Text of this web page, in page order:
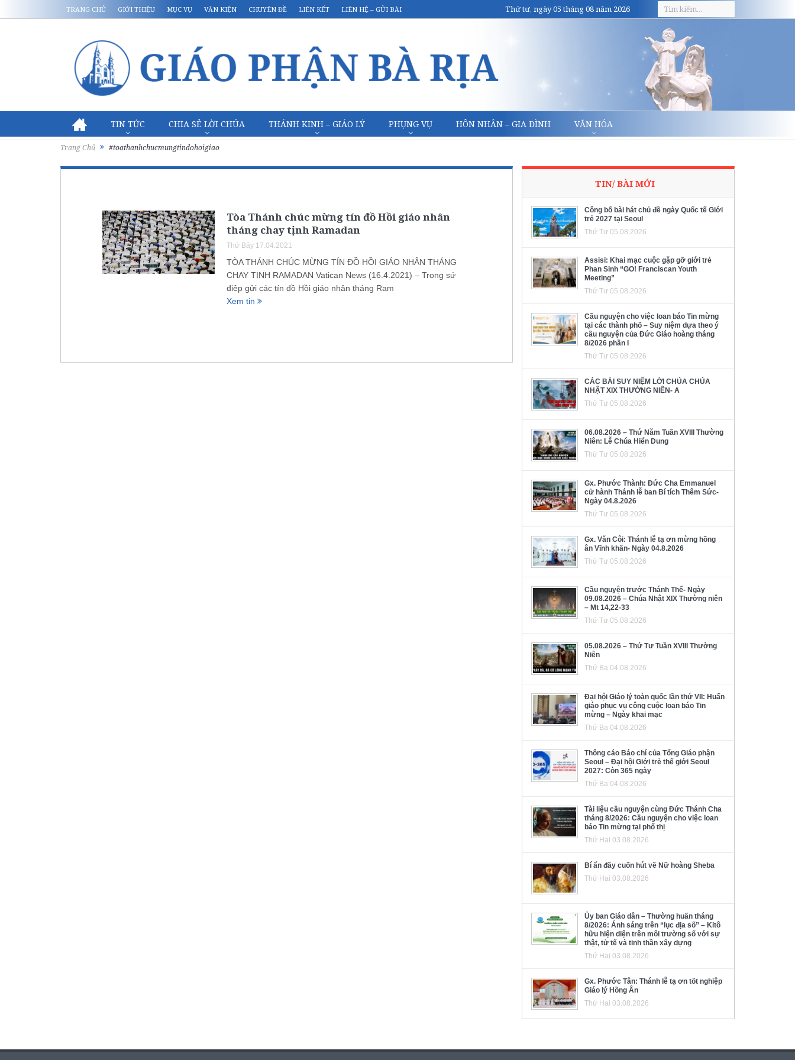
TRANG CHỦ GIỚI THIỆU MỤC VỤ VĂN KIỆN CHUYÊN ĐỀ LIÊN KẾT LIÊN HỆ – GỬI BÀI Thứ tư, ngày 05 tháng 08 năm 2026
TIN TỨC CHIA SẺ LỜI CHÚA THÁNH KINH – GIÁO LÝ PHỤNG VỤ HÔN NHÂN – GIA ĐÌNH VĂN HÓA
Trang Chủ #toathanhchucmungtindohoigiao
Tòa Thánh chúc mừng tín đồ Hồi giáo nhân
tháng chay tịnh Ramadan
Thứ Bảy 17.04.2021
TÒA THÁNH CHÚC MỪNG TÍN ĐỒ HỒI GIÁO NHÂN THÁNG
CHAY TỊNH RAMADAN Vatican News (16.4.2021) – Trong sứ
điệp gửi các tín đồ Hồi giáo nhân tháng Ram
Xem tin
TIN/ BÀI MỚI
Công bố bài hát chủ đề ngày Quốc tế Giới
trẻ 2027 tại Seoul
Thứ Tư 05.08.2026
Assisi: Khai mạc cuộc gặp gỡ giới trẻ
Phan Sinh “GO! Franciscan Youth
Meeting”
Thứ Tư 05.08.2026
Cầu nguyện cho việc loan báo Tin mừng
tại các thành phố – Suy niệm dựa theo ý
cầu nguyện của Đức Giáo hoàng tháng
8/2026 phần I
Thứ Tư 05.08.2026
CÁC BÀI SUY NIỆM LỜI CHÚA CHÚA
NHẬT XIX THƯỜNG NIÊN- A
Thứ Tư 05.08.2026
06.08.2026 – Thứ Năm Tuần XVIII Thường
Niên: Lễ Chúa Hiển Dung
Thứ Tư 05.08.2026
Gx. Phước Thành: Đức Cha Emmanuel
cử hành Thánh lễ ban Bí tích Thêm Sức-
Ngày 04.8.2026
Thứ Tư 05.08.2026
Gx. Văn Côi: Thánh lễ tạ ơn mừng hồng
ân Vĩnh khấn- Ngày 04.8.2026
Thứ Tư 05.08.2026
Cầu nguyện trước Thánh Thể- Ngày
09.08.2026 – Chúa Nhật XIX Thường niên
– Mt 14,22-33
Thứ Tư 05.08.2026
05.08.2026 – Thứ Tư Tuần XVIII Thường
Niên
Thứ Ba 04.08.2026
Đại hội Giáo lý toàn quốc lần thứ VII: Huấn
giáo phục vụ công cuộc loan báo Tin
mừng – Ngày khai mạc
Thứ Ba 04.08.2026
Thông cáo Báo chí của Tổng Giáo phận
Seoul – Đại hội Giới trẻ thế giới Seoul
2027: Còn 365 ngày
Thứ Ba 04.08.2026
Tài liệu cầu nguyện cùng Đức Thánh Cha
tháng 8/2026: Cầu nguyện cho việc loan
báo Tin mừng tại phố thị
Thứ Hai 03.08.2026
Bí ẩn đầy cuốn hút về Nữ hoàng Sheba
Thứ Hai 03.08.2026
Ủy ban Giáo dân – Thường huấn tháng
8/2026: Ánh sáng trên “lục địa số” – Kitô
hữu hiện diện trên môi trường số với sự
thật, tử tế và tinh thần xây dựng
Thứ Hai 03.08.2026
Gx. Phước Tân: Thánh lễ tạ ơn tốt nghiệp
Giáo lý Hồng Ân
Thứ Hai 03.08.2026